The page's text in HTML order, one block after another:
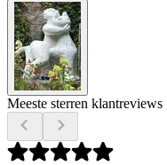
Meeste sterren klantreviews